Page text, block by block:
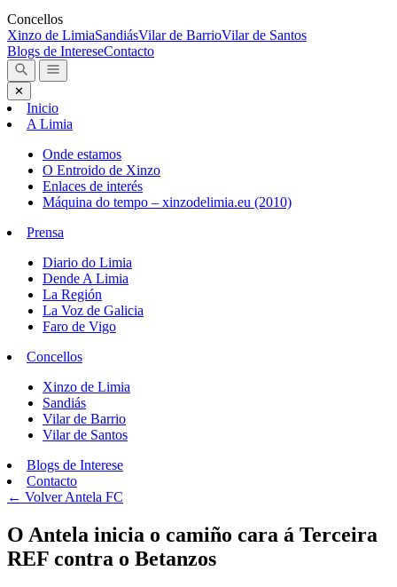
Concellos
Xinzo de LimiaSandiásVilar de BarrioVilar de Santos
Blogs de IntereseContacto
✕
Inicio
A Limia
Onde estamos
O Entroido de Xinzo
Enlaces de interés
Máquina do tempo – xinzodelimia.eu (2010)
Prensa
Diario do Limia
Dende A Limia
La Región
La Voz de Galicia
Faro de Vigo
Concellos
Xinzo de Limia
Sandiás
Vilar de Barrio
Vilar de Santos
Blogs de Interese
Contacto
← VolverAntela FC
O Antela inicia o camiño cara á Terceira
REF contra o Betanzos